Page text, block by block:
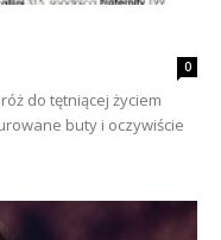
0
do tętniącej życiem
buty i oczywiście